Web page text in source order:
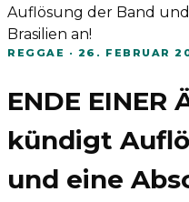
Auflösung der Band
Brasilien an!
REGGAE · 26. FEBRUAR
ENDE EINER
kündigt
und eine